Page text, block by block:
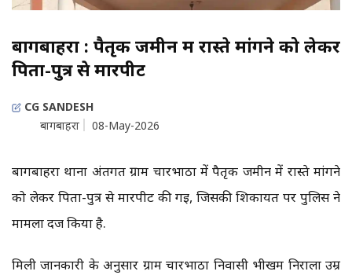
बागबाहरा : पैतृक जमीन में रास्ते मांगने को लेकर
पिता-पुत्र से मारपीट
CG SANDESH
बागबाहरा
08-May-2026
बागबाहरा थाना अंतर्गत ग्राम चारभाठा में पैतृक जमीन में रास्ते मांगने
को लेकर पिता-पुत्र से मारपीट की गई, जिसकी शिकायत पर पुलिस ने
मामला दर्ज किया है.
मिली जानकारी के अनुसार ग्राम चारभाठा निवासी भीखम निराला उम्र